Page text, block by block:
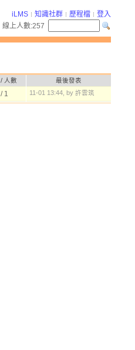
iLMS 知識社群 歷程檔
登入
線上人數:257
/ 人數 最後發表
/ 1 11-01 13:44, by 許雲筑